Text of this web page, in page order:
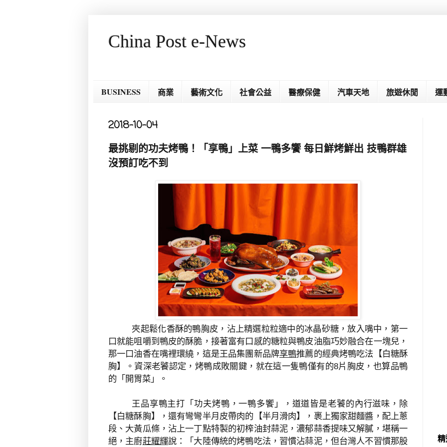
China Post e-News
BUSINESS 商業 藝術文化 社會公益 醫療保健 汽車天地 旅遊休閒 運
2018-10-04
最挑剔的功夫烤鴨！「享鴨」上菜 一鴨多饗 每日鮮烤鮮出 技鴨群雄
沒預訂吃不到
夾起鬆化香酥的鴨胸皮，沾上精選粒粒適中的冰晶砂糖，放入嘴中，第一
口就能咀嚼到鴨皮的酥脆，接著富有口感的糖粒與鴨皮油脂巧妙融合在一塊兒，
那一口油香在嘴裡環繞，這是王品集團新品牌享鴨推薦的經典烤鴨吃法【白糖酥
胸】。資深老饕認定，烤鴨成敗關鍵，就在這一隻鴨僅有的8片胸皮，也算品鴨
的「開胃菜」。
王品享鴨主打「功夫烤鴨，一鴨多饗」，道道皆是老饕的內行滋味，除
【白糖酥胸】，還有彎彎半月皮帶肉的【半月滑肉】，裹上獨家甜麵醬，配上蔥
段、大黃瓜條，沾上一丁點特製的初榨油封蒜泥，濃郁蒜香提味又解膩，堪稱一
絕，主廚莊耀輝說：「大陸傳統的烤鴨吃法，習慣沾蒜泥，但台灣人不習慣那股
精